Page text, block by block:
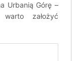
Urbanią Górę –
założyć